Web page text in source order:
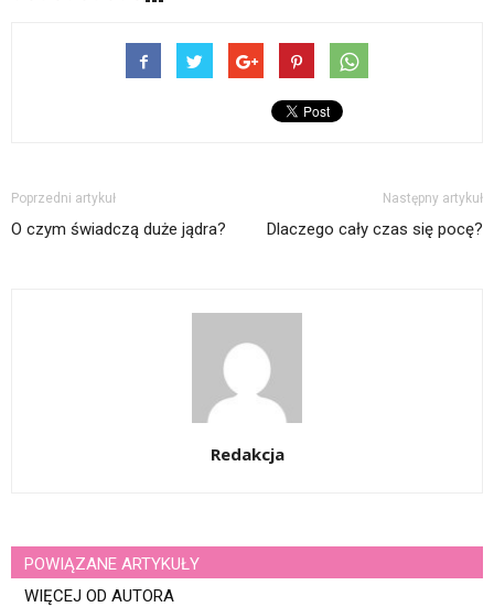
Poprzedni artykuł
O czym świadczą duże jądra?
Następny artykuł
Dlaczego cały czas się pocę?
Redakcja
POWIĄZANE ARTYKUŁY
WIĘCEJ OD AUTORA